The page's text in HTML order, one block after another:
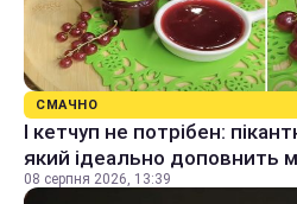
СМАЧНО
І кетчуп не потрібен:
який ідеально доповнить
08 серпня 2026, 13:39